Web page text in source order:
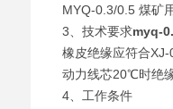
MYQ-0.3/0.5 煤矿
3、技术要求myq-
橡皮绝缘应符合
动力线芯20℃时绝
4、工作条件